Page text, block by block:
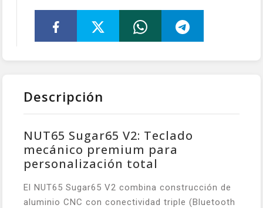
Descripción
NUT65 Sugar65 V2: Teclado
mecánico premium para
personalización total
El NUT65 Sugar65 V2 combina construcción de
aluminio CNC con conectividad triple (Bluetooth